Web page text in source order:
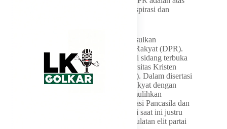
arahan fraksi (Partai Politik) berdasarkan aspirasi dan
Sebelumnya, advokat Saor Siagian mengusulkan
pembubaran fraksi di Dewan Perwakilan Rakyat (DPR).
Usulan ini disampaikan Saor saat menjalani sidang terbuka
program doktor di Fakultas Hukum Universitas Kristen
Indonesia (UKI), Jakarta, Selasa (5/5/2026). Dalam disertasi
berjudul “Reformasi Sistem Perwakilan Rakyat dengan
Pembubaran Fraksi dalam DPR demi Memulihkan
Kedaulatan Rakyat Berlandaskan Demokrasi Pancasila dan
Konstitusi”, Saor menilai keberadaan fraksi saat ini justru
membajak kedaulatan rakyat menjadi kedaulatan elit partai